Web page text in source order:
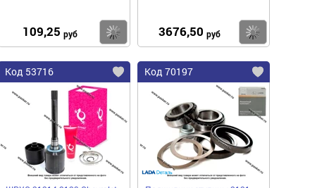
Купить109,25 руб Купить
3676,50 руб
Код 53716 Код 70197